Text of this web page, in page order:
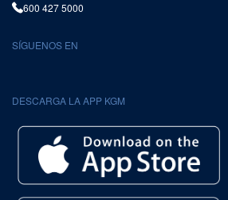
600 427 5000
SÍGUENOS EN
DESCARGA LA APP KGM